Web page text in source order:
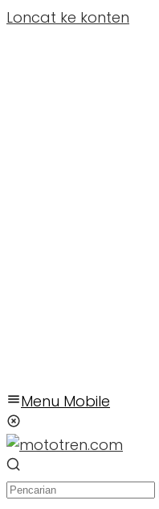
Loncat ke konten
Menu Mobile